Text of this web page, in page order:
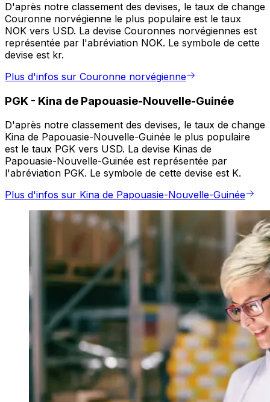
D'après notre classement des devises, le taux de change
Couronne norvégienne le plus populaire est le taux
NOK vers USD. La devise Couronnes norvégiennes est
représentée par l'abréviation NOK. Le symbole de cette
devise est kr.
Plus d'infos sur Couronne norvégienne
PGK - Kina de Papouasie-Nouvelle-Guinée
D'après notre classement des devises, le taux de change
Kina de Papouasie-Nouvelle-Guinée le plus populaire
est le taux PGK vers USD. La devise Kinas de
Papouasie-Nouvelle-Guinée est représentée par
l'abréviation PGK. Le symbole de cette devise est K.
Plus d'infos sur Kina de Papouasie-Nouvelle-Guinée